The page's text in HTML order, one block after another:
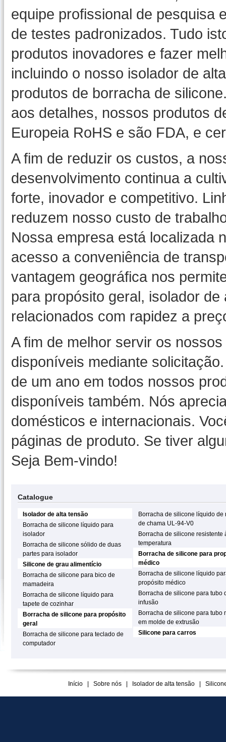
equipe profissional de pesquisa
de testes padronizados. Tudo
produtos inovadores e fazer
incluindo o nosso isolador de
produtos de borracha de
aos detalhes, nossos produtos
Europeia RoHS e são FDA, e
A fim de reduzir os custos, a
desenvolvimento continua a
forte, inovador e competitivo.
reduzem nosso custo de
Nossa empresa está localizada
acesso a conveniência de
vantagem geográfica nos
para propósito geral, isolador
relacionados com rapidez a
A fim de melhor servir os
disponíveis mediante
de um ano em todos nossos
disponíveis também. Nós
domésticos e internacionais.
páginas de produto. Se tiver
Seja Bem-vindo!
Catalogue
Isolador de alta tensão
Borracha de silicone líquido para
isolador
Borracha de silicone sólido de duas
partes para isolador
Silicone de grau alimentício
Borracha de silicone para bico de
mamadeira
Borracha de silicone líquido para
tapete de cozinhar
Borracha de silicone para propósito
geral
Borracha de silicone para teclado de
computador
Borracha de silicone líquido de
de chama UL-94-V0
Borracha de silicone resistente
temperatura
Borracha de silicone para
médico
Borracha de silicone líquido
propósito médico
Borracha de silicone para tubo
infusão
Borracha de silicone para tubo
em molde de extrusão
Silicone para carros
Início Sobre nós Isolador de alta tensão